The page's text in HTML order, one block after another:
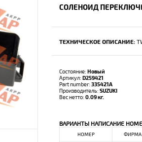
СОЛЕНОИД
ТЕХНИЧЕСКОЕ ОПИСАНИЕ:
Состояние: Новый
Артикул: D259421
Part number: 335421A
Производитель: SUZUKI
Вес нетто: 0.09 кг.
ВАРИАНТЫ НАПИСАНИЕ
НОМЕР ФИРМА